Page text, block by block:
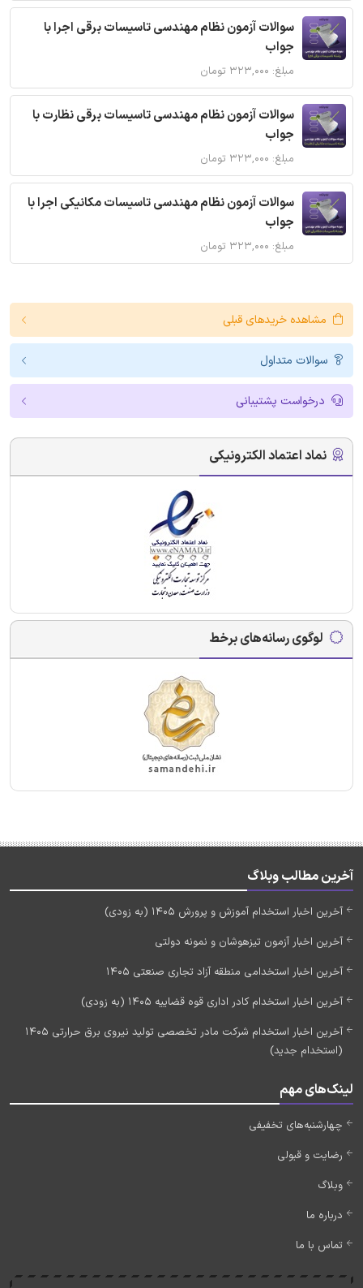
سوالات آزمون نظام مهندسی تاسیسات برقی اجرا با
جواب
مبلغ: ۳۲۳,۰۰۰ تومان
سوالات آزمون نظام مهندسی تاسیسات برقی نظارت با
جواب
مبلغ: ۳۲۳,۰۰۰ تومان
سوالات آزمون نظام مهندسی تاسیسات مکانیکی اجرا با
جواب
مبلغ: ۳۲۳,۰۰۰ تومان
مشاهده خریدهای قبلی
سوالات متداول
درخواست پشتیبانی
نماد اعتماد الکترونیکی
لوگوی رسانه‌های برخط
آخرین مطالب وبلاگ
آخرین اخبار استخدام آموزش و پرورش 1405 (به زودی)
آخرین اخبار آزمون تیزهوشان و نمونه دولتی
آخرین اخبار استخدامی منطقه آزاد تجاری صنعتی 1405
آخرین اخبار استخدام کادر اداری قوه قضاییه 1405 (به زودی)
آخرین اخبار استخدام شرکت مادر تخصصی تولید نیروی برق حرارتی 1405
(استخدام جدید)
لینک‌های مهم
چهارشنبه‌های تخفیفی
رضایت و قبولی
وبلاگ
درباره ما
تماس با ما